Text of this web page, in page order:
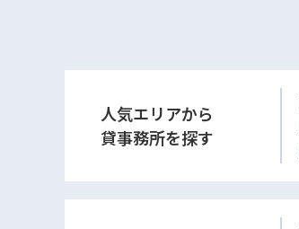
人気エリアから
貸事務所を探す